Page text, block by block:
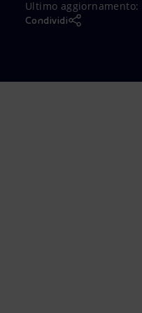
Market Abuse
Ultimo aggiornamento:
Condividi